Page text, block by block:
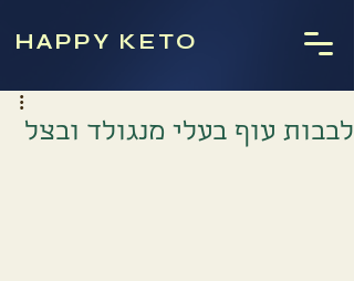
HAPPY KETO
לבבות עוף בעלי מנגולד ובצל